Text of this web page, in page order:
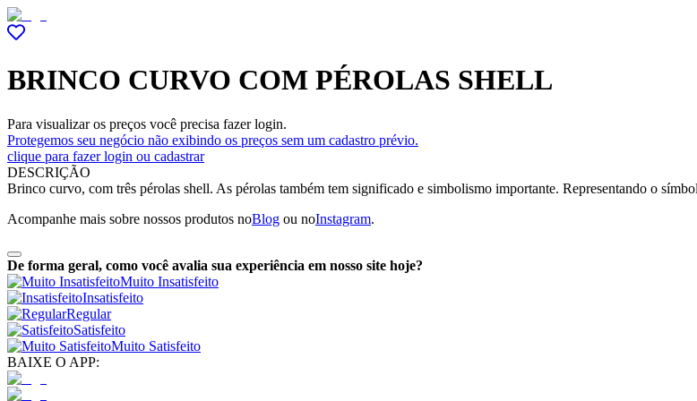
BRINCO CURVO COM PÉROLAS SHELL
Para visualizar os preços você precisa fazer login.
Protegemos seu negócio não exibindo os preços sem um cadastro prévio.
clique para fazer login ou cadastrar
DESCRIÇÃO
Brinco curvo, com três pérolas shell. As pérolas também tem significado e simbolismo importante. Representando o
Acompanhe mais sobre nossos produtos noBlog ou noInstagram.
De forma geral, como você avalia sua experiência em nosso site hoje?
Muito Insatisfeito
Insatisfeito
Regular
Satisfeito
Muito Satisfeito
BAIXE O APP: